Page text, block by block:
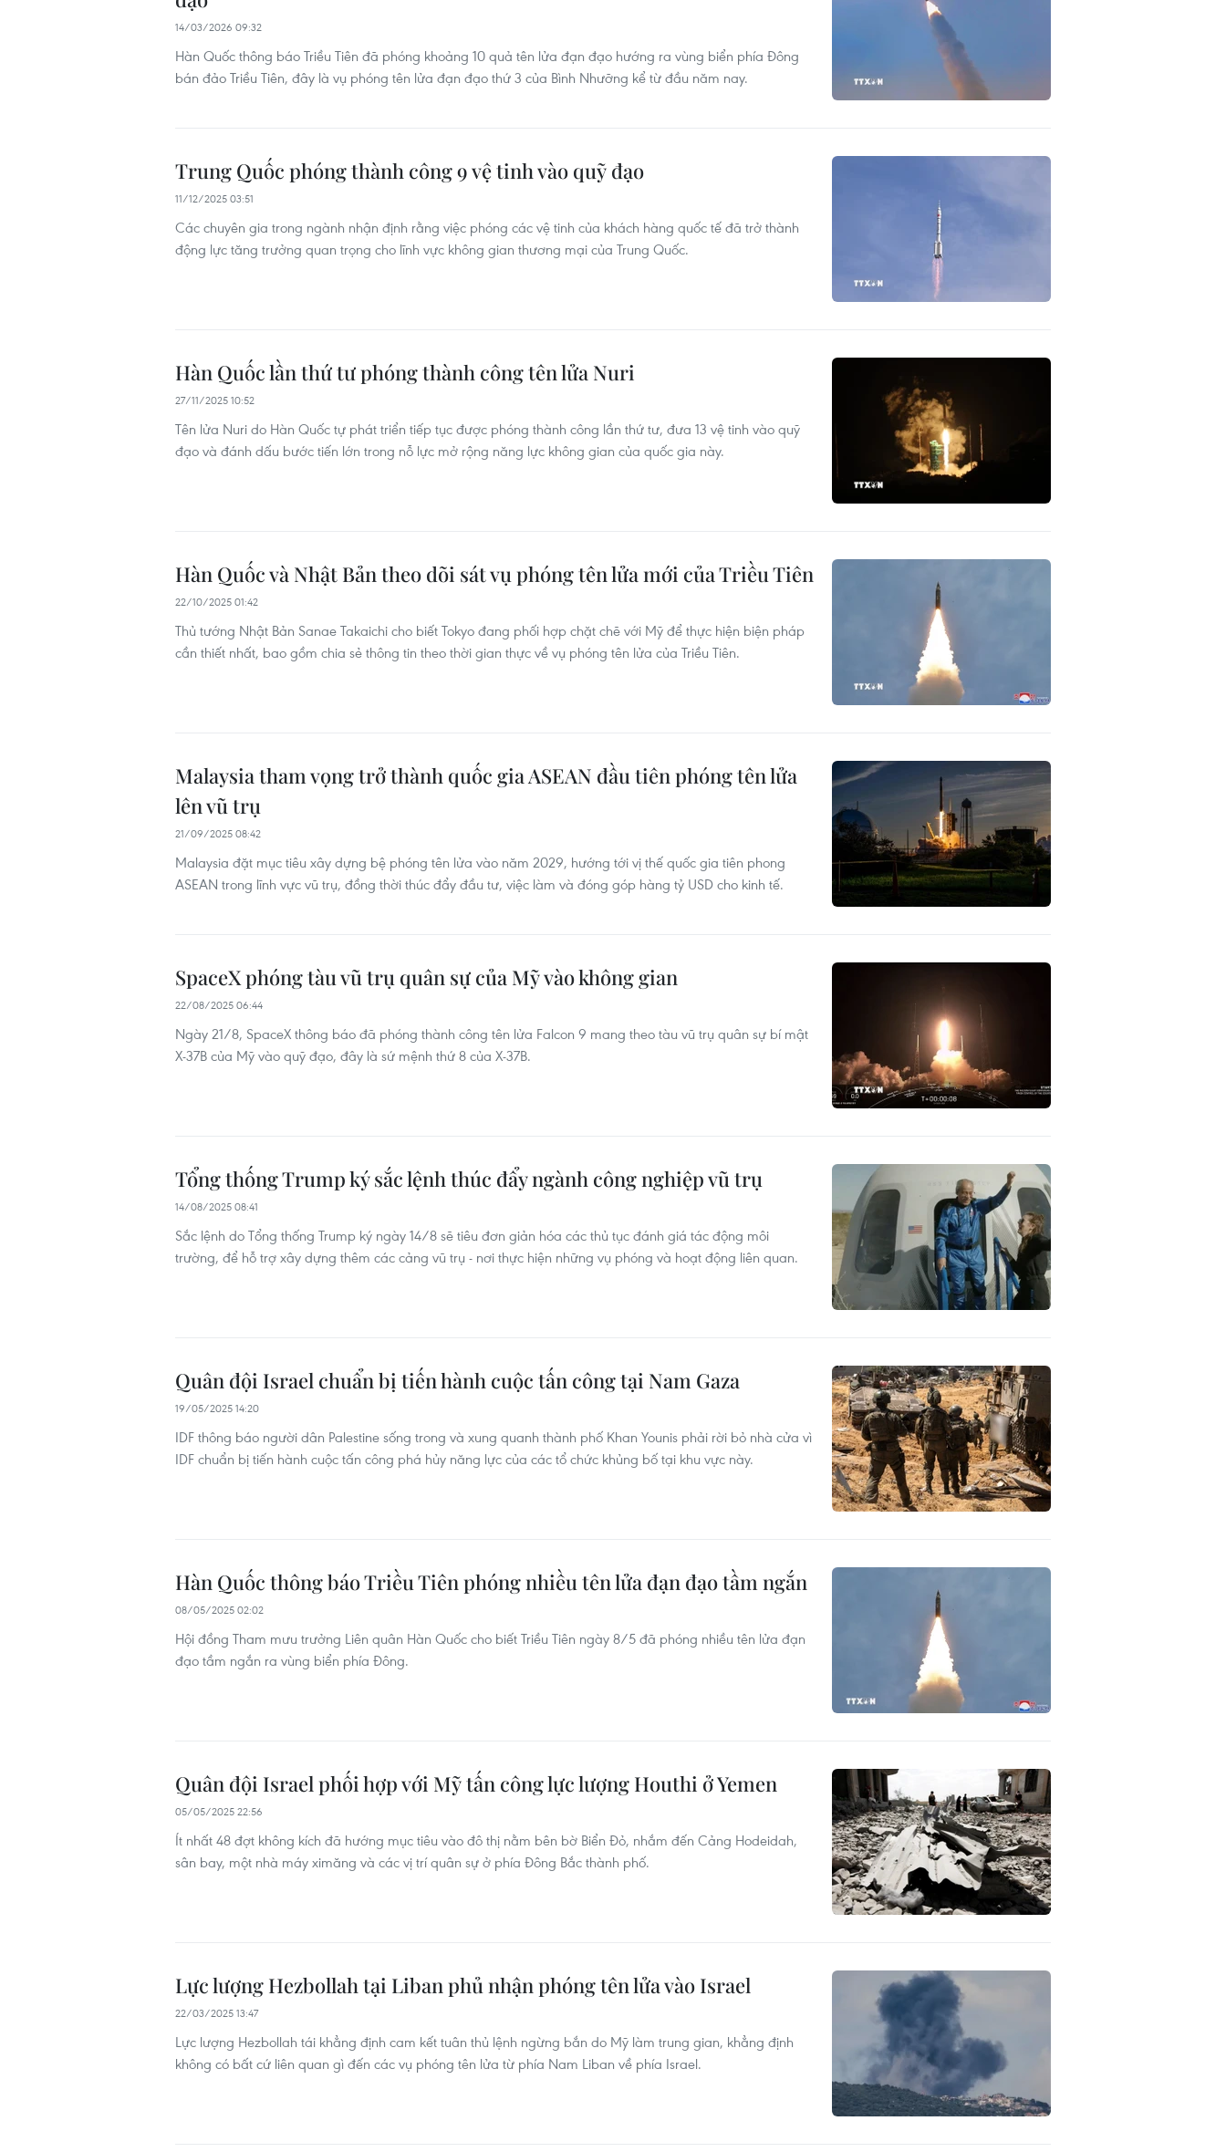
14/03/2026 09:32
Hàn Quốc thông báo Triều Tiên đã phóng khoảng 10 quả tên lửa đạn đạo hướng ra vùng biển phía Đông
bán đảo Triều Tiên, đây là vụ phóng tên lửa đạn đạo thứ 3 của Bình Nhưỡng kể từ đầu năm nay.
Trung Quốc phóng thành công 9 vệ tinh vào quỹ đạo
11/12/2025 03:51
Các chuyên gia trong ngành nhận định rằng việc phóng các vệ tinh của khách hàng quốc tế đã trở thành
động lực tăng trưởng quan trọng cho lĩnh vực không gian thương mại của Trung Quốc.
Hàn Quốc lần thứ tư phóng thành công tên lửa Nuri
27/11/2025 10:52
Tên lửa Nuri do Hàn Quốc tự phát triển tiếp tục được phóng thành công lần thứ tư, đưa 13 vệ tinh vào quỹ
đạo và đánh dấu bước tiến lớn trong nỗ lực mở rộng năng lực không gian của quốc gia này.
Hàn Quốc và Nhật Bản theo dõi sát vụ phóng tên lửa mới của Triều Tiên
22/10/2025 01:42
Thủ tướng Nhật Bản Sanae Takaichi cho biết Tokyo đang phối hợp chặt chẽ với Mỹ để thực hiện biện pháp
cần thiết nhất, bao gồm chia sẻ thông tin theo thời gian thực về vụ phóng tên lửa của Triều Tiên.
Malaysia tham vọng trở thành quốc gia ASEAN đầu tiên phóng tên lửa
lên vũ trụ
21/09/2025 08:42
Malaysia đặt mục tiêu xây dựng bệ phóng tên lửa vào năm 2029, hướng tới vị thế quốc gia tiên phong
ASEAN trong lĩnh vực vũ trụ, đồng thời thúc đẩy đầu tư, việc làm và đóng góp hàng tỷ USD cho kinh tế.
SpaceX phóng tàu vũ trụ quân sự của Mỹ vào không gian
22/08/2025 06:44
Ngày 21/8, SpaceX thông báo đã phóng thành công tên lửa Falcon 9 mang theo tàu vũ trụ quân sự bí mật
X-37B của Mỹ vào quỹ đạo, đây là sứ mệnh thứ 8 của X-37B.
Tổng thống Trump ký sắc lệnh thúc đẩy ngành công nghiệp vũ trụ
14/08/2025 08:41
Sắc lệnh do Tổng thống Trump ký ngày 14/8 sẽ tiêu đơn giản hóa các thủ tục đánh giá tác động môi
trường, để hỗ trợ xây dựng thêm các cảng vũ trụ - nơi thực hiện những vụ phóng và hoạt động liên quan.
Quân đội Israel chuẩn bị tiến hành cuộc tấn công tại Nam Gaza
19/05/2025 14:20
IDF thông báo người dân Palestine sống trong và xung quanh thành phố Khan Younis phải rời bỏ nhà cửa vì
IDF chuẩn bị tiến hành cuộc tấn công phá hủy năng lực của các tổ chức khủng bố tại khu vực này.
Hàn Quốc thông báo Triều Tiên phóng nhiều tên lửa đạn đạo tầm ngắn
08/05/2025 02:02
Hội đồng Tham mưu trưởng Liên quân Hàn Quốc cho biết Triều Tiên ngày 8/5 đã phóng nhiều tên lửa đạn
đạo tầm ngắn ra vùng biển phía Đông.
Quân đội Israel phối hợp với Mỹ tấn công lực lượng Houthi ở Yemen
05/05/2025 22:56
Ít nhất 48 đợt không kích đã hướng mục tiêu vào đô thị nằm bên bờ Biển Đỏ, nhắm đến Cảng Hodeidah,
sân bay, một nhà máy ximăng và các vị trí quân sự ở phía Đông Bắc thành phố.
Lực lượng Hezbollah tại Liban phủ nhận phóng tên lửa vào Israel
22/03/2025 13:47
Lực lượng Hezbollah tái khẳng định cam kết tuân thủ lệnh ngừng bắn do Mỹ làm trung gian, khẳng định
không có bất cứ liên quan gì đến các vụ phóng tên lửa từ phía Nam Liban về phía Israel.